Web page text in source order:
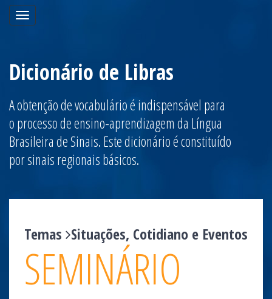
Toggle
navigation
Dicionário de Libras
A obtenção de vocabulário é indispensável para
o processo de ensino-aprendizagem da Língua
Brasileira de Sinais. Este dicionário é constituído
por sinais regionais básicos.
Temas Situações, Cotidiano e Eventos
SEMINÁRIO